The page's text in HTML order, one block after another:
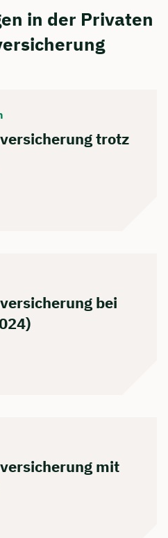
in der Privaten
trotz
bei
mit